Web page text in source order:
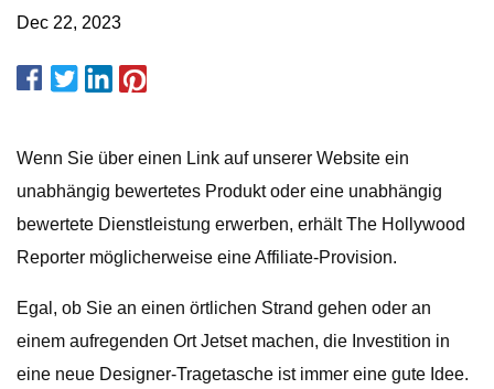
Dec 22, 2023
Wenn Sie über einen Link auf unserer Website ein
unabhängig bewertetes Produkt oder eine unabhängig
bewertete Dienstleistung erwerben, erhält The Hollywood
Reporter möglicherweise eine Affiliate-Provision.
Egal, ob Sie an einen örtlichen Strand gehen oder an
einem aufregenden Ort Jetset machen, die Investition in
eine neue Designer-Tragetasche ist immer eine gute Idee.